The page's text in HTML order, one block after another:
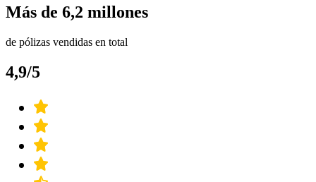
Más de 6,2 millones
de pólizas vendidas en total
4,9/5